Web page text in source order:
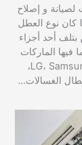
و إصلاح
كان نوع العطل
أحد أجزاء
فيها الماركات
العالمية و المحلية مثل غسالات LG، Samsung، Wansa،
الغسالات…